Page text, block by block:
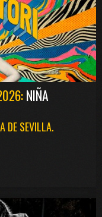
NIÑA
DE SEVILLA.